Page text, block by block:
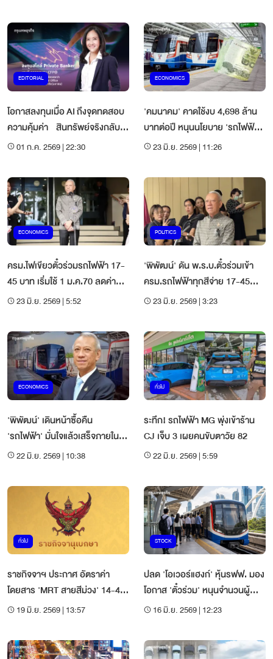
EDITORIAL
โอกาสลงทุนเมื่อ AI ถึงจุดทดสอบ
ความคุ้มค่า สินทรัพย์จริงกลับ
มาเป็นหัวใจของการเติบโต
01 ก.ค. 2569 | 22:30
ECONOMICS
'คมนาคม' คาดใช้งบ 4,698 ล้าน
บาทต่อปี หนุนนโยบาย 'รถไฟฟ้า'
17 - 45 บาท
23 มิ.ย. 2569 | 11:26
ECONOMICS
ครม.ไฟเขียวตั๋วร่วมรถไฟฟ้า 17-
45 บาท เริ่มใช้ 1 ม.ค.70 ลดค่า
ครองชีพประชาชน
23 มิ.ย. 2569 | 5:52
POLITICS
'พิพัฒน์' ดัน พ.ร.บ.ตั๋วร่วมเข้า
ครม.รถไฟฟ้าทุกสีจ่าย 17-45
บาท คาดเริ่มใช้ปี 70
23 มิ.ย. 2569 | 3:23
ECONOMICS
'พิพัฒน์' เดินหน้าซื้อคืน
'รถไฟฟ้า' มั่นใจแล้วเสร็จภายในปี
257122 มิ.ย. 2569 | 10:38
ทั่วไป
ระทึก! รถไฟฟ้า MG พุ่งเข้าร้าน
CJ เจ็บ 3 เผยคนขับตาวัย 82
22 มิ.ย. 2569 | 5:59
ทั่วไป
ราชกิจจาฯ ประกาศ อัตราค่า
โดยสาร 'MRT สายสีม่วง' 14-42
บาท เริ่ม 3 ก.ค.นี้
19 มิ.ย. 2569 | 13:57
STOCK
ปลด 'โอเวอร์แฮงก์' หุ้นรฟฟ. มอง
โอกาส 'ตั๋วร่วม' หนุนจำนวนผู้
โดยสาร
16 มิ.ย. 2569 | 12:23